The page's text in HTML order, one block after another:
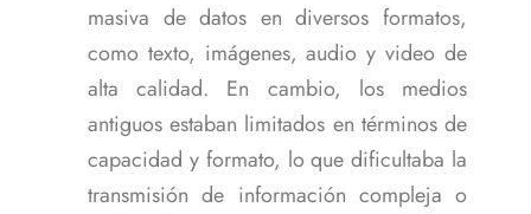
masiva de datos en diversos formatos,
como texto, imágenes, audio y video de
alta calidad. En cambio, los medios
antiguos estaban limitados en términos de
capacidad y formato, lo que dificultaba la
transmisión de información compleja o